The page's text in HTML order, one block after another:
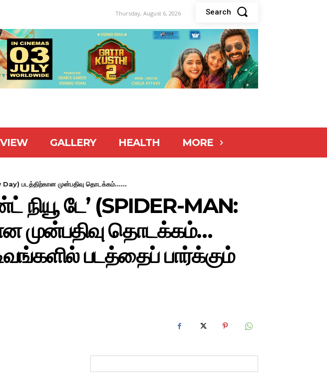
Thursday, August 6, 2026 Search
GALLERY HEALTH MORE
படத்திற்கான முன்பதிவு தொடக்கம்......
நியூ டே’ (SPIDER-MAN:
முன்பதிவு தொடக்கம்…
படத்தைப் பார்க்கும்